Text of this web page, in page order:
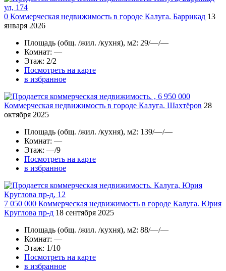
0 Коммерческая недвижимость в городе Калуга. Баррикад 13
января 2026
Площадь (общ. /жил. /кухня), м2: 29/—/—
Комнат: —
Этаж: 2/2
Посмотреть на карте
в избранное
6 950 000
Коммерческая недвижимость в городе Калуга. Шахтёров 28
октября 2025
Площадь (общ. /жил. /кухня), м2: 139/—/—
Комнат: —
Этаж: —/9
Посмотреть на карте
в избранное
7 050 000 Коммерческая недвижимость в городе Калуга. Юрия
Круглова пр-д 18 сентября 2025
Площадь (общ. /жил. /кухня), м2: 88/—/—
Комнат: —
Этаж: 1/10
Посмотреть на карте
в избранное